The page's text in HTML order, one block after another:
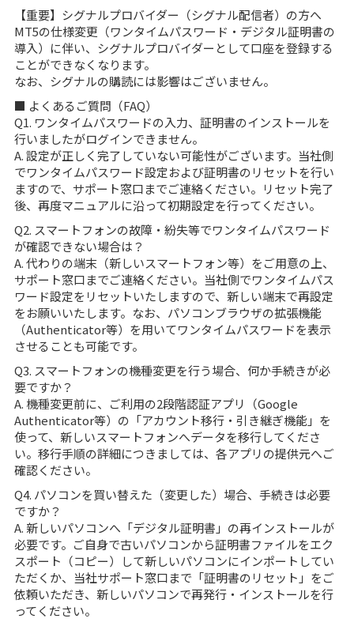
【重要】シグナルプロバイダー（シグナル配信者）の方へ
MT5の仕様変更（ワンタイムパスワード・デジタル証明書の
導入）に伴い、シグナルプロバイダーとして口座を登録する
ことができなくなります。
なお、シグナルの購読には影響はございません。
■ よくあるご質問（FAQ）
Q1. ワンタイムパスワードの入力、証明書のインストールを
行いましたがログインできません。
A. 設定が正しく完了していない可能性がございます。当社側
でワンタイムパスワード設定および証明書のリセットを行い
ますので、サポート窓口までご連絡ください。リセット完了
後、再度マニュアルに沿って初期設定を行ってください。
Q2. スマートフォンの故障・紛失等でワンタイムパスワード
が確認できない場合は？
A. 代わりの端末（新しいスマートフォン等）をご用意の上、
サポート窓口までご連絡ください。当社側でワンタイムパス
ワード設定をリセットいたしますので、新しい端末で再設定
をお願いいたします。なお、パソコンブラウザの拡張機能
（Authenticator等）を用いてワンタイムパスワードを表示
させることも可能です。
Q3. スマートフォンの機種変更を行う場合、何か手続きが必
要ですか？
A. 機種変更前に、ご利用の2段階認証アプリ（Google
Authenticator等）の「アカウント移行・引き継ぎ機能」を
使って、新しいスマートフォンへデータを移行してくださ
い。移行手順の詳細につきましては、各アプリの提供元へご
確認ください。
Q4. パソコンを買い替えた（変更した）場合、手続きは必要
ですか？
A. 新しいパソコンへ「デジタル証明書」の再インストールが
必要です。ご自身で古いパソコンから証明書ファイルをエク
スポート（コピー）して新しいパソコンにインポートしてい
ただくか、当社サポート窓口まで「証明書のリセット」をご
依頼いただき、新しいパソコンで再発行・インストールを行
ってください。